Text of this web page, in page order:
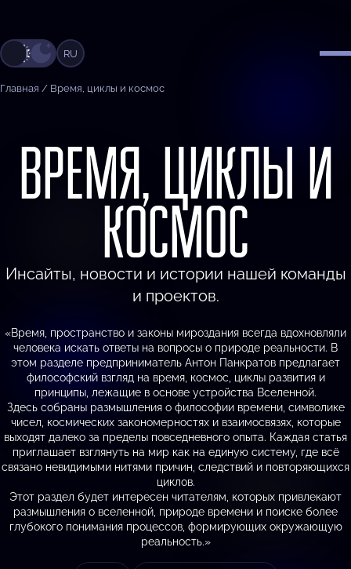
RU
Главная / Время, циклы и космос
ВРЕМЯ, ЦИКЛЫ И
КОСМОС
Инсайты, новости и истории нашей команды
и проектов.
«Время, пространство и законы мироздания всегда вдохновляли
человека искать ответы на вопросы о природе реальности. В
этом разделе предприниматель Антон Панкратов предлагает
философский взгляд на время, космос, циклы развития и
принципы, лежащие в основе устройства Вселенной.
Здесь собраны размышления о философии времени, символике
чисел, космических закономерностях и взаимосвязях, которые
выходят далеко за пределы повседневного опыта. Каждая статья
приглашает взглянуть на мир как на единую систему, где всё
связано невидимыми нитями причин, следствий и повторяющихся
циклов.
Этот раздел будет интересен читателям, которых привлекают
размышления о вселенной, природе времени и поиске более
глубокого понимания процессов, формирующих окружающую
реальность.»